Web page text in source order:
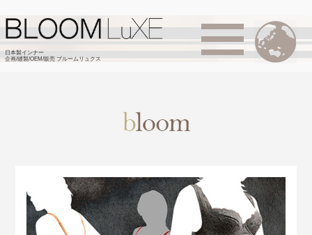
日本製インナー
企画/縫製/OEM/販売 ブルームリュクス